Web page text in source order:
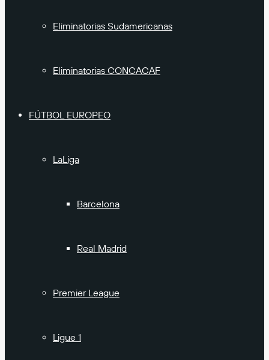
Eliminatorias Sudamericanas
Eliminatorias CONCACAF
FÚTBOL EUROPEO
LaLiga
Barcelona
Real Madrid
Premier League
Ligue 1